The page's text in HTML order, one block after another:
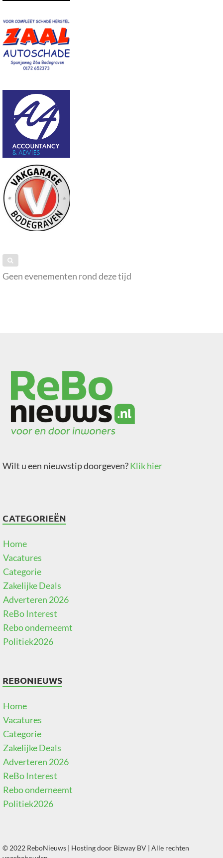
Geen evenementen rond deze tijd
Wilt u een nieuwstip doorgeven?Klik hier
CATEGORIEËN
Home
Vacatures
Categorie
Zakelijke Deals
Adverteren 2026
ReBo Interest
Rebo onderneemt
Politiek2026
REBONIEUWS
Home
Vacatures
Categorie
Zakelijke Deals
Adverteren 2026
ReBo Interest
Rebo onderneemt
Politiek2026
© 2022 ReboNieuws | Hosting door Bizway BV | Alle rechten